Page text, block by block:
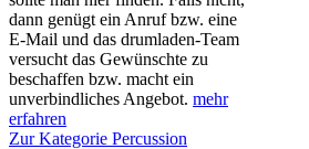
dann genügt ein Anruf bzw. eine
E-Mail und das drumladen-Team
versucht das Gewünschte zu
beschaffen bzw. macht ein
unverbindliches Angebot. mehr
erfahren
Zur Kategorie Percussion